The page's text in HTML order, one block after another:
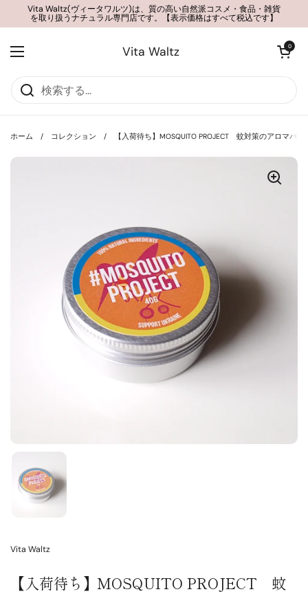
コンテンツへスキップ
Vita Waltz(ヴィータワルツ)は、質の高い自然派コスメ・食品・雑貨
を取り扱うナチュラル専門店です。【表示価格はすべて税込です】
Vita Waltz
メニューを開く
カートを開く
0
ホーム / コレクション / 【入荷待ち】MOSQUITO PROJECT 蚊対策のアロマバー
Vita Waltz
【入荷待ち】MOSQUITO PROJECT 蚊